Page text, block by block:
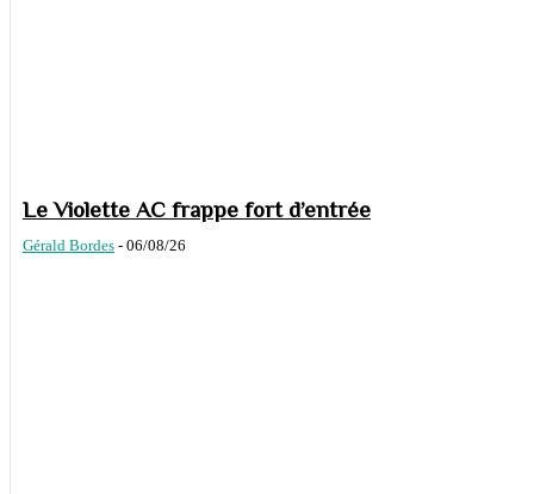
Le Violette AC frappe fort d’entrée
Gérald Bordes - 06/08/26